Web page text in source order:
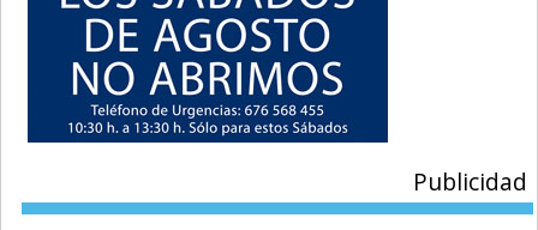
Publicidad